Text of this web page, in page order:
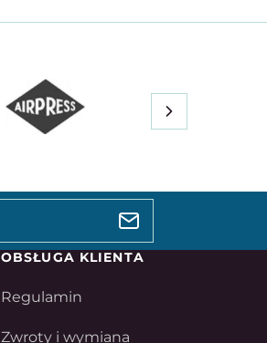
OBSŁUGA KLIENTA
Regulamin
Zwroty i wymiana